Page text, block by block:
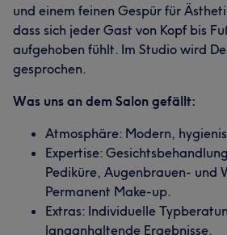
und einem feinen Gespür für
dass sich jeder Gast von Kopf bis
aufgehoben fühlt. Im Studio wird
gesprochen.
Was uns an dem Salon gefällt:
Atmosphäre: Modern,
Expertise:
Pediküre, Augenbrauen- und
Permanent Make-up.
Extras: Individuelle
langanhaltende Ergebnisse.